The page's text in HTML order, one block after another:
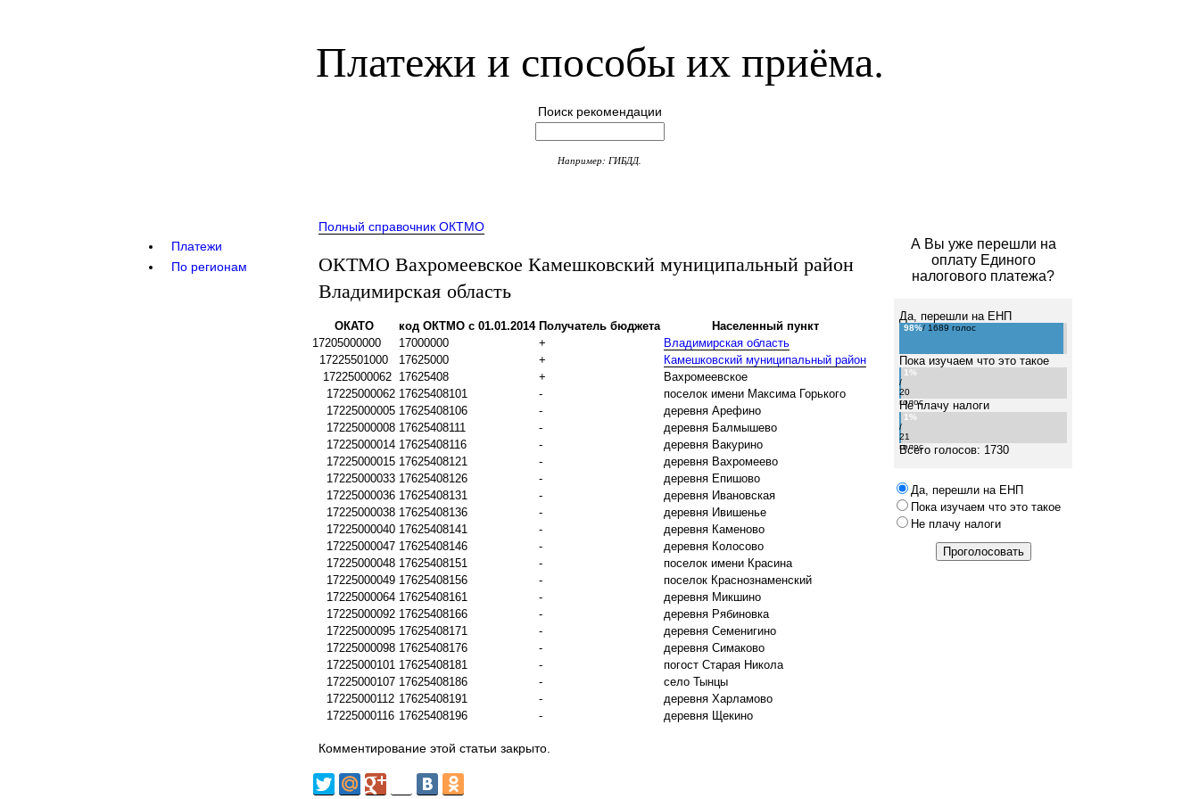
Платежи и способы их приёма.
Поиск рекомендации
Например: ГИБДД.
Платежи
По регионам
А Вы уже перешли на
оплату Единого
налогового платежа?
Да, перешли на ЕНП
98%/ 1689 голос
Пока изучаем что это такое
1%
/
20
голос
Не плачу налоги
1%
/
21
голос
Всего голосов: 1730
Да, перешли на ЕНП
Пока изучаем что это такое
Не плачу налоги
Полный справочник ОКТМО
ОКТМО Вахромеевское Камешковский муниципальный район
Владимирская область
ОКАТО код ОКТМО с 01.01.2014 Получатель бюджета
Населенный пункт
17205000000
17000000 +
Владимирская область
17225501000
17625000 +
Камешковский муниципальный район
17225000062 17625408 +
Вахромеевское
17225000062 17625408101 -
поселок имени Максима Горького
17225000005 17625408106 -
деревня Арефино
17225000008 17625408111 -
деревня Балмышево
17225000014 17625408116 -
деревня Вакурино
17225000015 17625408121 -
деревня Вахромеево
17225000033 17625408126 -
деревня Епишово
17225000036 17625408131 -
деревня Ивановская
17225000038 17625408136 -
деревня Ивишенье
17225000040 17625408141 -
деревня Каменово
17225000047 17625408146 -
деревня Колосово
17225000048 17625408151 -
поселок имени Красина
17225000049 17625408156 -
поселок Краснознаменский
17225000064 17625408161 -
деревня Микшино
17225000092 17625408166 -
деревня Рябиновка
17225000095 17625408171 -
деревня Семенигино
17225000098 17625408176 -
деревня Симаково
17225000101 17625408181 -
погост Старая Никола
17225000107 17625408186 -
село Тынцы
17225000112 17625408191 -
деревня Харламово
17225000116 17625408196 - деревня Щекино
Комментирование этой статьи закрыто.